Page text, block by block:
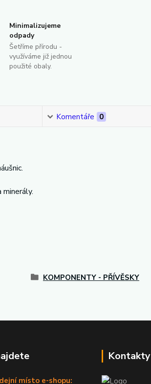
Minimalizujeme
odpady
Šetříme přírodu -
využíváme již jednou
použité obaly.
Komentáře 0
KOMPONENTY - PŘÍVĚSKY
místo e-shopu:
Kontakty